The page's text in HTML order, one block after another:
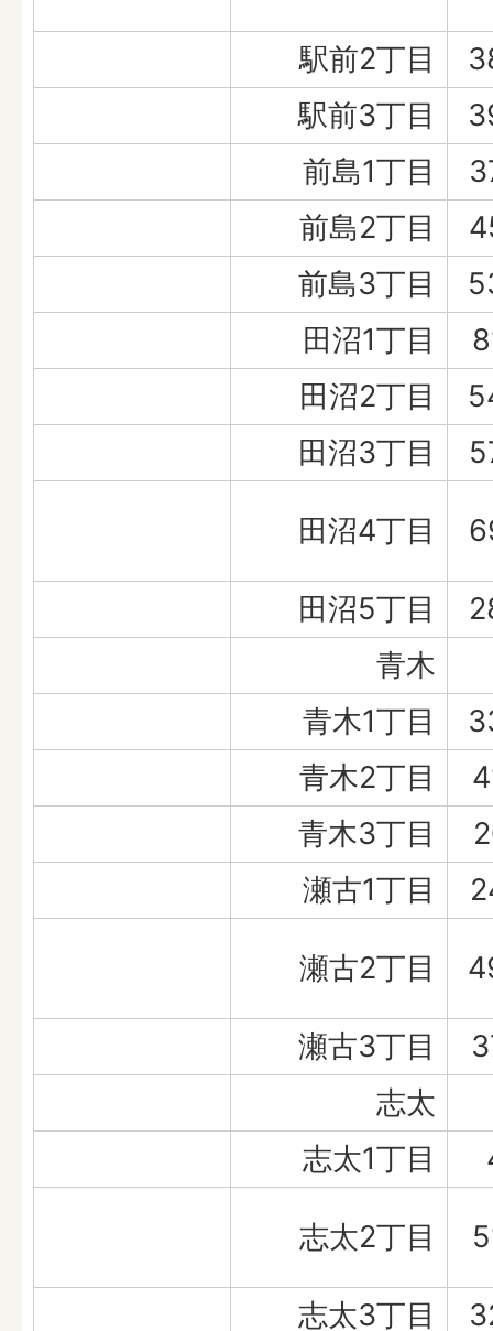
駅前2丁目
駅前3丁目
前島1丁目
前島2丁目
前島3丁目
田沼1丁目
田沼2丁目
田沼3丁目
田沼4丁目
田沼5丁目
青木
青木1丁目
青木2丁目
青木3丁目
瀬古1丁目
瀬古2丁目
瀬古3丁目
志太
志太1丁目
志太2丁目
志太3丁目